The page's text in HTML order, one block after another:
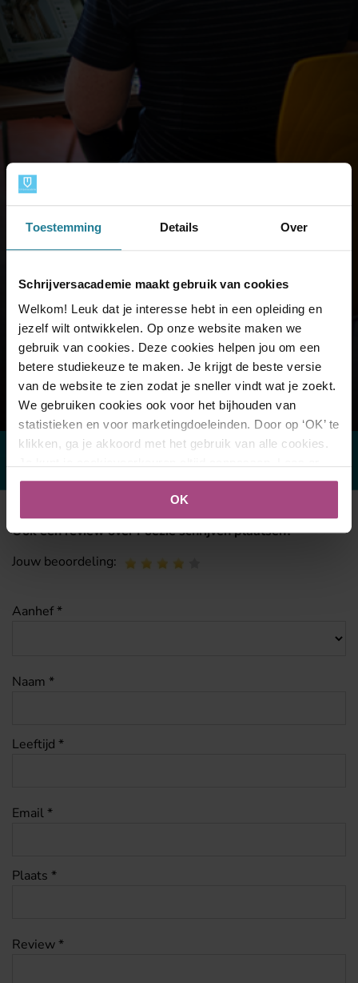
Toestemming Details Over
Schrijversacademie maakt gebruik van cookies
Welkom! Leuk dat je interesse hebt in een opleiding en
jezelf wilt ontwikkelen. Op onze website maken we
gebruik van cookies. Deze cookies helpen jou om een
betere studiekeuze te maken. Je krijgt de beste versie
van de website te zien zodat je sneller vindt wat je zoekt.
We gebruiken cookies ook voor het bijhouden van
statistieken en voor marketingdoeleinden. Door op ‘OK’ te
klikken, ga je akkoord met het gebruik van alle cookies.
meer over in onscookies- en privacybeleid.
OK
Reviews over
Poëzie schrijven
Ook een review over Poëzie schrijven plaatsen?
Jouw beoordeling:
Aanhef *
Naam *
Leeftijd *
Email *
Plaats *
Review *